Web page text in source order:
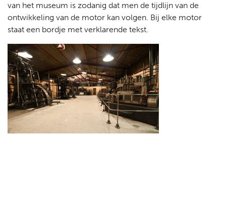
van het museum is zodanig dat men de tijdlijn van de
ontwikkeling van de motor kan volgen. Bij elke motor
staat een bordje met verklarende tekst.